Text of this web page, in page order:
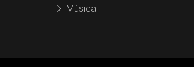
Música